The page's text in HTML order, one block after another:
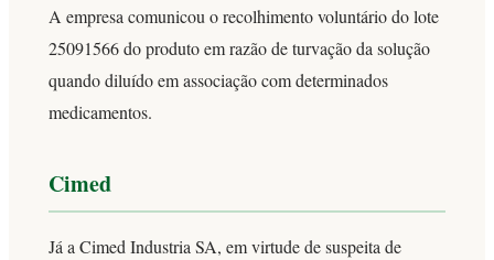
A empresa comunicou o recolhimento voluntário do lote
25091566 do produto em razão de turvação da solução
quando diluído em associação com determinados
medicamentos.
Cimed
Já a Cimed Industria SA, em virtude de suspeita de